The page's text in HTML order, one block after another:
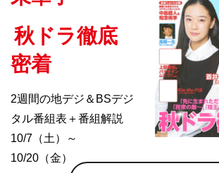
秋ドラ徹底
密着
2週間の地デジ＆BSデジ
タル番組表＋番組解説
10/7（土）～
10/20（金）